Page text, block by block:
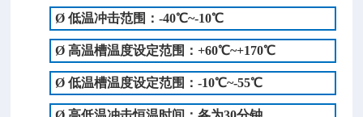
Ø低温冲击范围：-40℃~-10℃
Ø高温槽温度设定范围：+60℃~+170℃
Ø低温槽温度设定范围：-10℃~-55℃